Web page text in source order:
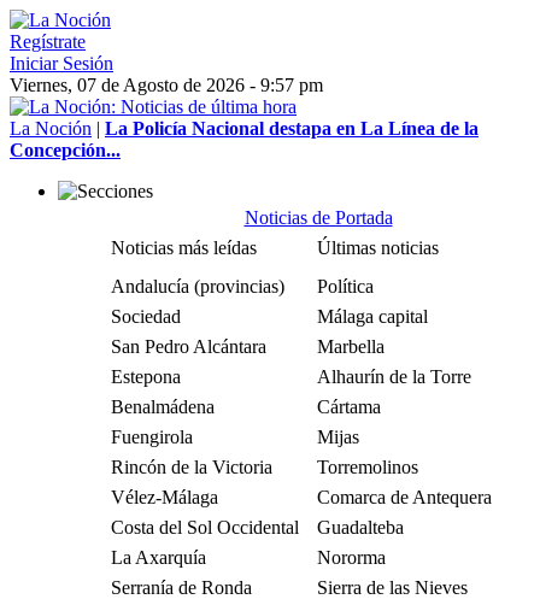
Regístrate
Iniciar Sesión
Viernes, 07 de Agosto de 2026 - 9:57 pm
La Noción | La Policía Nacional destapa en La Línea de la
Concepción...
Noticias de Portada
Noticias más leídas
Últimas noticias
Andalucía (provincias)
Política
Sociedad
Málaga capital
San Pedro Alcántara
Marbella
Estepona
Alhaurín de la Torre
Benalmádena
Cártama
Fuengirola
Mijas
Rincón de la Victoria
Torremolinos
Vélez-Málaga
Comarca de Antequera
Costa del Sol Occidental
Guadalteba
La Axarquía
Nororma
Serranía de Ronda
Sierra de las Nieves